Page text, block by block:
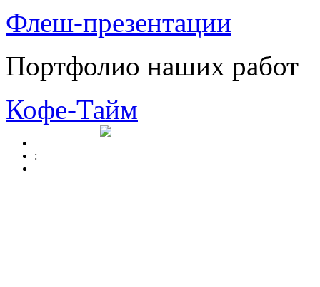
Флеш-презентации
Портфолио наших работ
Кофе-Тайм
: